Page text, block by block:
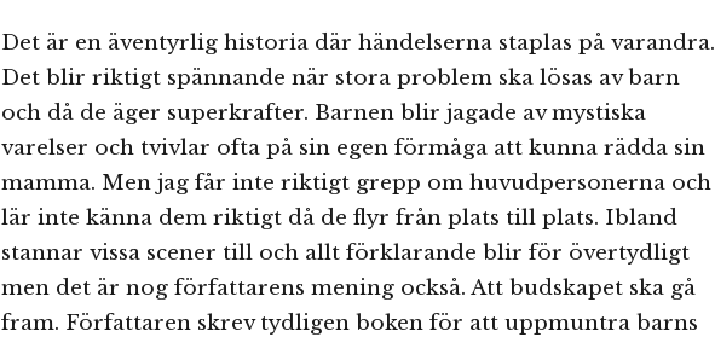
Det är en äventyrlig historia där händelserna staplas på varandra.
Det blir riktigt spännande när stora problem ska lösas av barn
och då de äger superkrafter. Barnen blir jagade av mystiska
varelser och tvivlar ofta på sin egen förmåga att kunna rädda sin
mamma. Men jag får inte riktigt grepp om huvudpersonerna och
lär inte känna dem riktigt då de flyr från plats till plats. Ibland
stannar vissa scener till och allt förklarande blir för övertydligt
men det är nog författarens mening också. Att budskapet ska gå
fram. Författaren skrev tydligen boken för att uppmuntra barns